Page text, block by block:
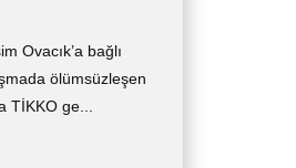
Ovacık’a bağlı
ölümsüzleşen
TİKKO ge...